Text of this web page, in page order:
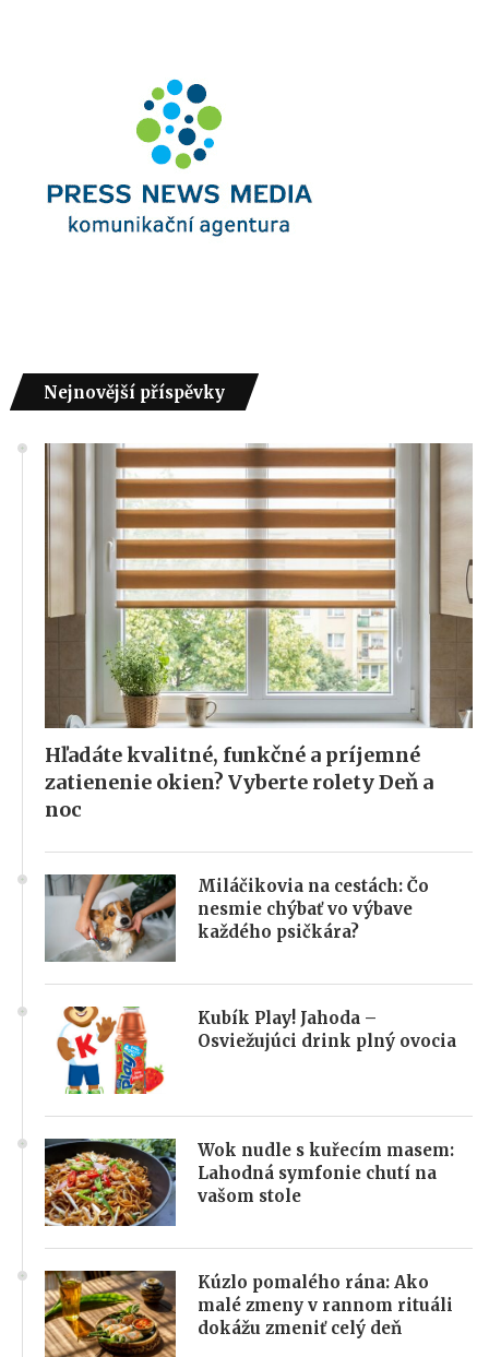
Nejnovější příspěvky
Hľadáte kvalitné, funkčné a príjemné
zatienenie okien? Vyberte rolety Deň a
noc
Miláčikovia na cestách: Čo
nesmie chýbať vo výbave
každého psičkára?
Kubík Play! Jahoda –
Osviežujúci drink plný ovocia
Wok nudle s kuřecím masem:
Lahodná symfonie chutí na
vašom stole
Kúzlo pomalého rána: Ako
malé zmeny v rannom rituáli
dokážu zmeniť celý deň